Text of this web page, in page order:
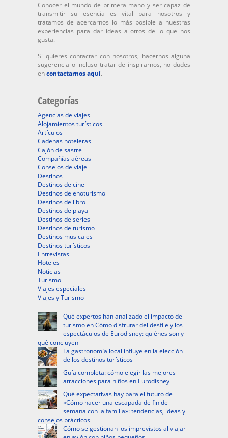
Conocer el mundo de primera mano y ser capaz de
transmitir su esencia es vital para nosotros y
tratamos de acercarnos lo más posible a nuestras
experiencias para dar ideas a otros de lo que nos
gusta.
Si quieres contactar con nosotros, hacernos alguna
sugerencia o incluso tratar de inspirarnos, no dudes
encontactarnos aquí.
Categorías
Agencias de viajes
Alojamientos turísticos
Artículos
Cadenas hoteleras
Cajón de sastre
Compañías aéreas
Consejos de viaje
Destinos
Destinos de cine
Destinos de enoturismo
Destinos de libro
Destinos de playa
Destinos de series
Destinos de turismo
Destinos musicales
Destinos turísticos
Entrevistas
Hoteles
Noticias
Turismo
Viajes especiales
Viajes y Turismo
Qué expertos han analizado el impacto del
turismo en Cómo disfrutar del desfile y los
espectáculos de Eurodisney: quiénes son y
qué concluyen
La gastronomía local influye en la elección
de los destinos turísticos
Guía completa: cómo elegir las mejores
atracciones para niños en Eurodisney
Qué expectativas hay para el futuro de
«Cómo hacer una escapada de fin de
semana con la familia»: tendencias, ideas y
consejos prácticos
Cómo se gestionan los imprevistos al viajar